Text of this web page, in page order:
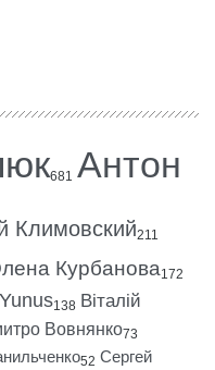
681 Антон
Климовский211
Курбанова172
138 Віталій
Вовнянко73
52 Сергей